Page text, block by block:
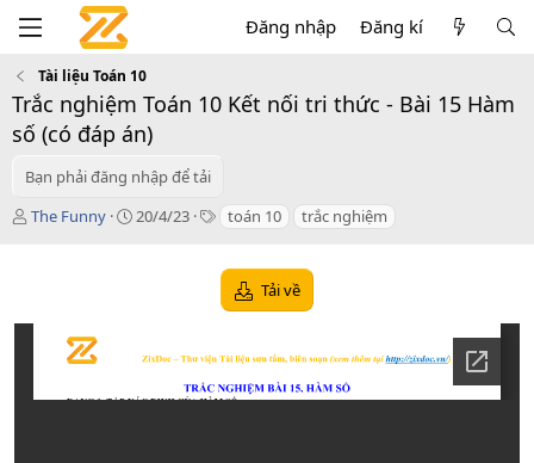
Đăng nhập Đăng kí
Tài liệu Toán 10
Trắc nghiệm Toán 10 Kết nối tri thức - Bài 15 Hàm
số (có đáp án)
Bạn phải đăng nhập để tải
T
ả
The Funny
C
n
20/4/23
T
s
toán 10 trắc nghiệm
Tải về